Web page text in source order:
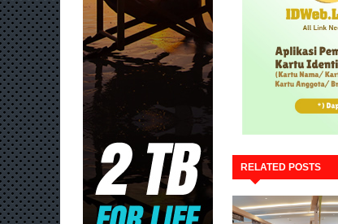
RELATED POSTS